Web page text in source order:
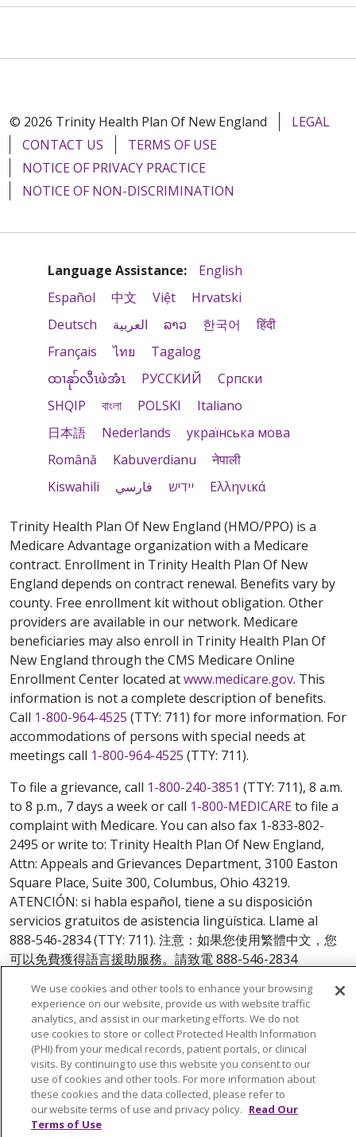
© 2026 Trinity Health Plan Of New England
LEGAL
CONTACT US
TERMS OF USE
NOTICE OF PRIVACY PRACTICE
NOTICE OF NON-DISCRIMINATION
Language Assistance:
English
Español
中文 Việt
Hrvatski
Deutsch
العربية ລາວ 한국어
हिंदी
Français
ไทย
Tagalog
ထၢနုာ်လီၤဖဲအံၤ
РУССКИЙ
Cрпски
SHQIP
বাংলা POLSKI
Italiano
日本語
Nederlands
українська мова
Română
Kabuverdianu
नेपाली
Kiswahili
فارسي יידיש Ελληνικά
Trinity Health Plan Of New England (HMO/PPO) is a
Medicare Advantage organization with a Medicare
contract. Enrollment in Trinity Health Plan Of New
England depends on contract renewal. Benefits vary by
county. Free enrollment kit without obligation. Other
providers are available in our network. Medicare
beneficiaries may also enroll in Trinity Health Plan Of
New England through the CMS Medicare Online
Enrollment Center located atwww.medicare.gov. This
information is not a complete description of benefits.
Call 1-800-964-4525 (TTY: 711) for more information. For
accommodations of persons with special needs at
meetings call 1-800-964-4525 (TTY: 711).
To file a grievance, call 1-800-240-3851 (TTY: 711), 8 a.m.
to 8 p.m., 7 days a week or call 1-800-MEDICAREto file a
complaint with Medicare. You can also fax 1-833-802-
2495 or write to: Trinity Health Plan Of New England,
Attn: Appeals and Grievances Department, 3100 Easton
Square Place, Suite 300, Columbus, Ohio 43219.
ATENCIÓN: si habla español, tiene a su disposición
servicios gratuitos de asistencia lingüística. Llame al
888-546-2834 (TTY: 711). 注意：如果您使用繁體中文，您
可以免費獲得語言援助服務。請致電 888-546-2834
© 2026 Trinity Health Plan Of New England. All rights
reserved.
Y0164_WEBCT_M_2024
We use cookies and other tools to enhance your browsing
experience on our website, provide us with website traffic
analytics, and assist in our marketing efforts. We do not
use cookies to store or collect Protected Health Information
(PHI) from your medical records, patient portals, or clinical
visits. By continuing to use this website you consent to our
use of cookies and other tools. For more information about
these cookies and the data collected, please refer to
our website terms of use and privacy policy. Read Our
Terms of Use